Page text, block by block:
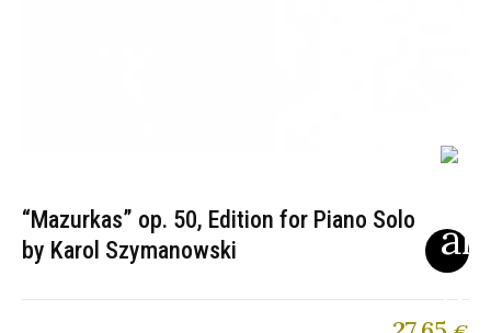
“Mazurkas” op. 50, Edition for Piano Solo
by Karol Szymanowski